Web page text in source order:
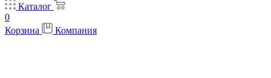
Каталог
0
Корзина
Компания